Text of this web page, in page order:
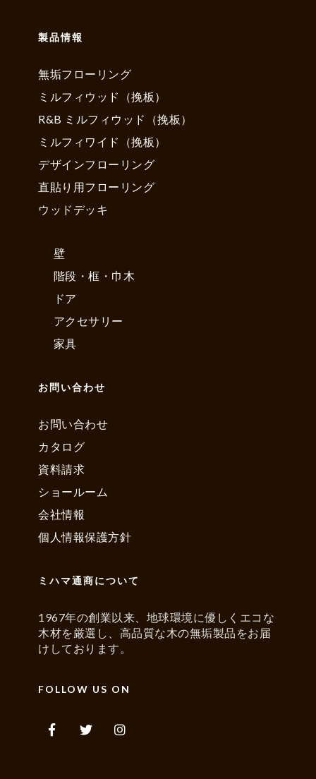
製品情報
無垢フローリング
ミルフィウッド（挽板）
R&B ミルフィウッド（挽板）
ミルフィワイド（挽板）
デザインフローリング
直貼り用フローリング
ウッドデッキ
壁
階段・框・巾木
ドア
アクセサリー
家具
お問い合わせ
お問い合わせ
カタログ
資料請求
ショールーム
会社情報
個人情報保護方針
ミハマ通商について
1967年の創業以来、地球環境に優しくエコな
木材を厳選し、高品質な木の無垢製品をお届
けしております。
FOLLOW US ON